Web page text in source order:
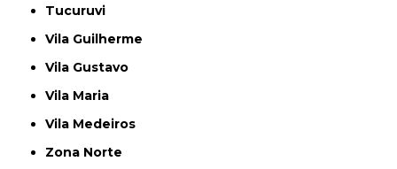
Tucuruvi
Vila Guilherme
Vila Gustavo
Vila Maria
Vila Medeiros
Zona Norte